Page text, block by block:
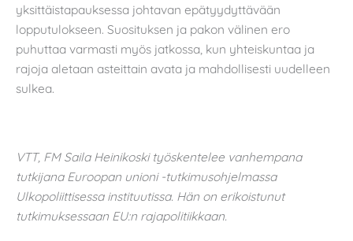
yksittäistapauksessa johtavan epätyydyttävään
lopputulokseen. Suosituksen ja pakon välinen ero
puhuttaa varmasti myös jatkossa, kun yhteiskuntaa ja
rajoja aletaan asteittain avata ja mahdollisesti uudelleen
sulkea.
VTT, FM Saila Heinikoski työskentelee vanhempana
tutkijana Euroopan unioni -tutkimusohjelmassa
Ulkopoliittisessa instituutissa. Hän on erikoistunut
tutkimuksessaan EU:n rajapolitiikkaan.